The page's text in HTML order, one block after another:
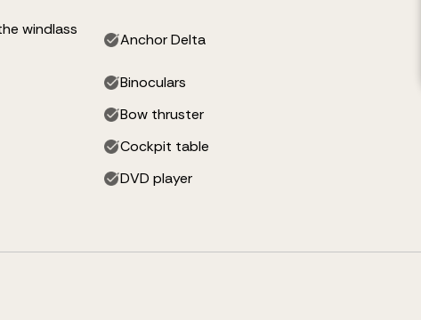
windlass
Anchor Delta
Binoculars
Bow thruster
Cockpit table
DVD player